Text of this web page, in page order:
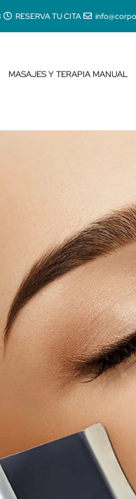
RESERVA TU CITA
MASAJES Y TERAPIA MANUAL